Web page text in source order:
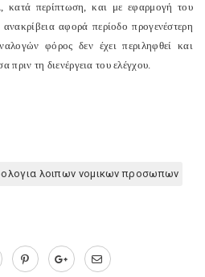
περίπτωση, και με εφαρμογή του
αφορά περίοδο προγενέστερη
φόρος δεν έχει περιληφθεί και
τη διενέργεια του ελέγχου.
λοιπων νομικων προσωπων